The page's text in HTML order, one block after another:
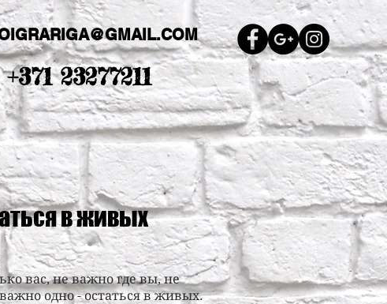
+371 23277211
в живых
вас, не важно где вы, не
одно - остаться в живых.